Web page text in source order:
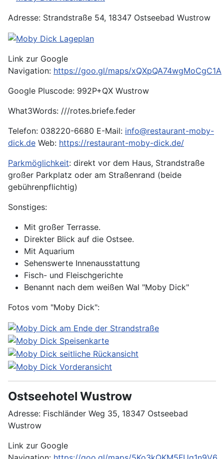
Adresse: Strandstraße 54, 18347 Ostseebad Wustrow
Link zur Google
Navigation: https://goo.gl/maps/xQXpQA74wgMoCgC1A
Google Pluscode: 992P+QX Wustrow
What3Words: ///rotes.briefe.feder
Telefon: 038220-6680 E-Mail: info@restaurant-moby-
dick.de Web: https://restaurant-moby-dick.de/
Parkmöglichkeit: direkt vor dem Haus, Strandstraße
großer Parkplatz oder am Straßenrand (beide
gebührenpflichtig)
Sonstiges:
Mit großer Terrasse.
Direkter Blick auf die Ostsee.
Mit Aquarium
Sehenswerte Innenausstattung
Fisch- und Fleischgerichte
Benannt nach dem weißen Wal "Moby Dick"
Fotos vom "Moby Dick":
Ostseehotel Wustrow
Adresse: Fischländer Weg 35, 18347 Ostseebad
Wustrow
Link zur Google